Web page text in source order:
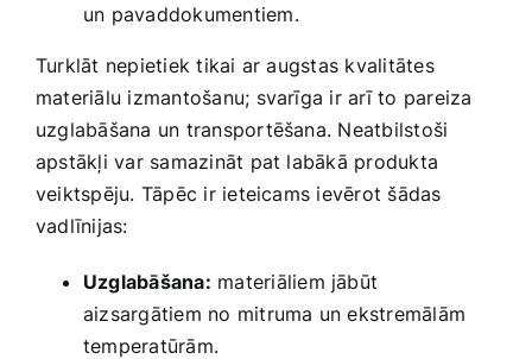
un pavaddokumentiem.
Turklāt nepietiek tikai ar augstas kvalitātes
materiālu izmantošanu; svarīga ir arī to pareiza
uzglabāšana un transportēšana. Neatbilstoši
apstākļi var samazināt pat labākā produkta
veiktspēju. Tāpēc ir ieteicams ievērot šādas
vadlīnijas:
Uzglabāšana: materiāliem jābūt
aizsargātiem no ​mitruma un ekstremālām
temperatūrām.